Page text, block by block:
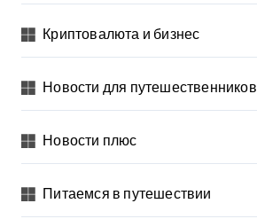
Криптовалюта и бизнес
Новости для путешественников
Новости плюс
Питаемся в путешествии